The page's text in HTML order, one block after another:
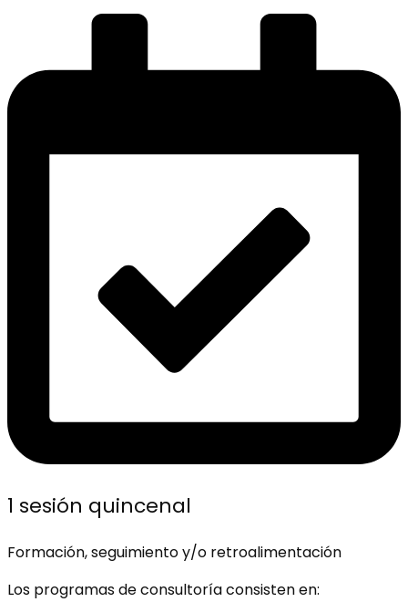
1 sesión quincenal
Formación, seguimiento y/o retroalimentación
Los programas de consultoría consisten en: